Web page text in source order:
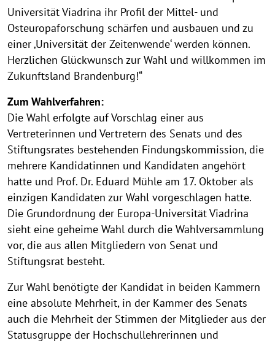
Universität Viadrina ihr Profil der Mittel- und
Osteuropaforschung schärfen und ausbauen und zu
einer ‚Universität der Zeitenwende‘ werden können.
Herzlichen Glückwunsch zur Wahl und willkommen im
Zukunftsland Brandenburg!“
Zum Wahlverfahren:
Die Wahl erfolgte auf Vorschlag einer aus
Vertreterinnen und Vertretern des Senats und des
Stiftungsrates bestehenden Findungskommission, die
mehrere Kandidatinnen und Kandidaten angehört
hatte und Prof. Dr. Eduard Mühle am 17. Oktober als
einzigen Kandidaten zur Wahl vorgeschlagen hatte.
Die Grundordnung der Europa-Universität Viadrina
sieht eine geheime Wahl durch die Wahlversammlung
vor, die aus allen Mitgliedern von Senat und
Stiftungsrat besteht.
Zur Wahl benötigte der Kandidat in beiden Kammern
eine absolute Mehrheit, in der Kammer des Senats
auch die Mehrheit der Stimmen der Mitglieder aus der
Statusgruppe der Hochschullehrerinnen und